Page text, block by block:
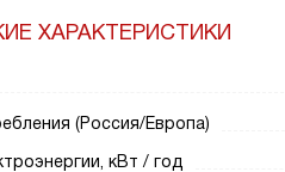
ХАРАКТЕРИСТИКИ
(Россия/Европа)
кВт / год